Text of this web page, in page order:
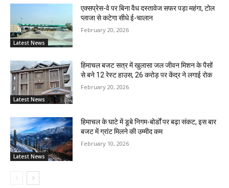
Latest News
एक्सप्रेस-वे पर बिना वैध दस्तावेज सफर पड़ा महंगा, टोल
प्लाजा से कटेगा सीधे ई-चालान
February 20, 2026
Latest News
हिमाचल बजट सत्र में खुलासा जल जीवन मिशन के पैसों
से बने 12 रेस्ट हाउस, 26 करोड़ पर केंद्र ने लगाई रोक
February 20, 2026
Latest News
हिमाचल के घाटे में डूबे निगम-बोर्डों पर बढ़ा संकट, इस बार
बजट में ग्रांट मिलने की उम्मीद कम
February 10, 2026